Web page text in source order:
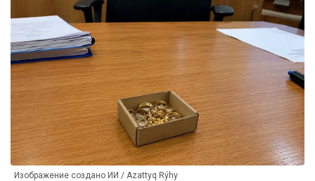
Изображение создано ИИ / Azattyq Rýhy